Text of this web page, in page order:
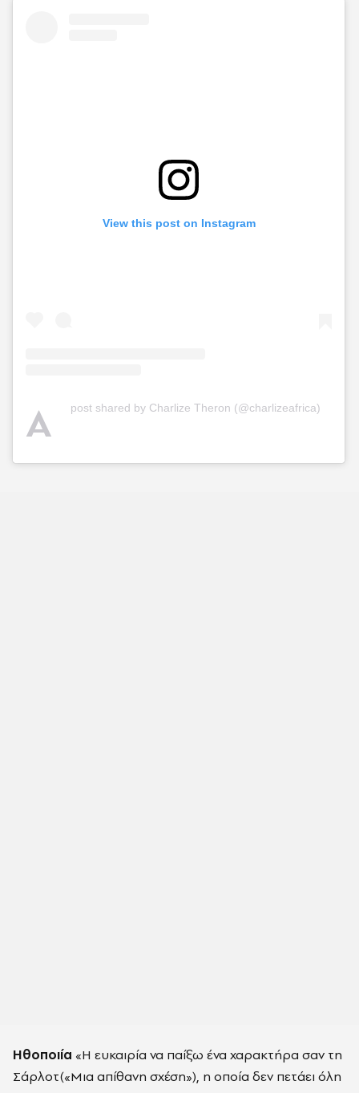
View this post on Instagram
A post shared by Charlize Theron (@charlizeafrica)
Ηθοποιία «Η ευκαιρία να παίξω ένα χαρακτήρα σαν τη
Σάρλοτ(«Μια απίθανη σχέση»), η οποία δεν πετάει όλη